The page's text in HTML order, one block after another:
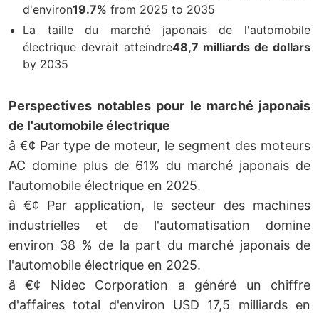
d'environ19.7% from 2025 to 2035
La taille du marché japonais de l'automobile
électrique devrait atteindre48,7 milliards de dollars
by 2035
Perspectives notables pour le marché japonais
de l'automobile électrique
â €¢ Par type de moteur, le segment des moteurs
AC domine plus de 61% du marché japonais de
l'automobile électrique en 2025.
â €¢ Par application, le secteur des machines
industrielles et de l'automatisation domine
environ 38 % de la part du marché japonais de
l'automobile électrique en 2025.
â €¢ Nidec Corporation a généré un chiffre
d'affaires total d'environ USD 17,5 milliards en